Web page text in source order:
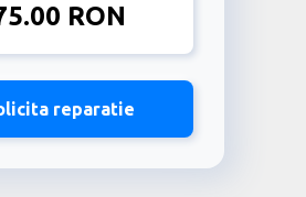
RON
reparatie